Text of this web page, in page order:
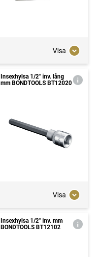
Visa
Insexhylsa 1/2" inv. lång
mm BONDTOOLS BT12020
Visa
Insexhylsa 1/2" inv. mm
BONDTOOLS BT12102